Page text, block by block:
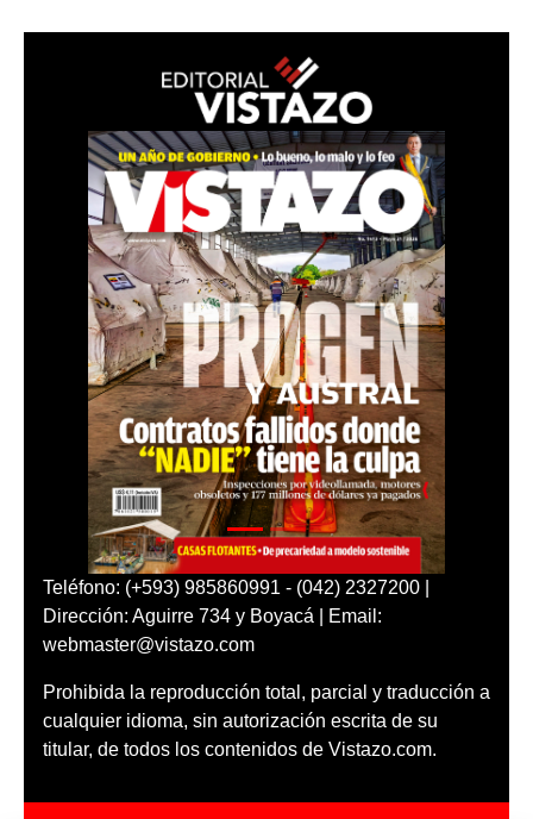
Teléfono: (+593) 985860991 - (042) 2327200 |
Dirección: Aguirre 734 y Boyacá | Email:
webmaster@vistazo.com
Prohibida la reproducción total, parcial y traducción a
cualquier idioma, sin autorización escrita de su
titular, de todos los contenidos de Vistazo.com.